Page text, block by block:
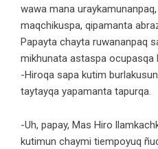
wawa mana
maqchikuspa, qipamanta
Papayta chayta ruwananpaq
mikhunata astaspa ocupasqa
-Hiroqa sapa kutim
taytayqa yapamanta tapurqa.
-Uh, papay, Mas Hiro
kutimun chaymi tiempoyuq